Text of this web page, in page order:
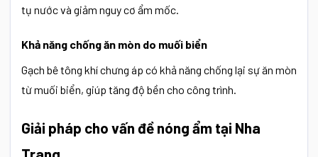
tụ nước và giảm nguy cơ ẩm mốc.
Khả năng chống ăn mòn do muối biển
Gạch bê tông khí chưng áp có khả năng chống lại sự ăn mòn
từ muối biển, giúp tăng độ bền cho công trình.
Giải pháp cho vấn đề nóng ẩm tại Nha